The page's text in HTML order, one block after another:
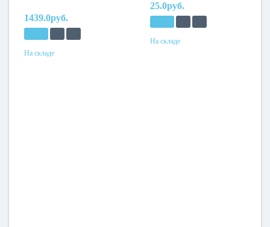
1439.0руб.
На складе
25.0руб.
На складе